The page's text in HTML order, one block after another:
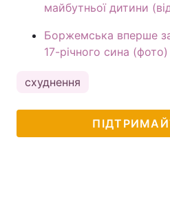
майбутньої дитини
Боржемська вперше
17-річного сина (фото)
схуднення